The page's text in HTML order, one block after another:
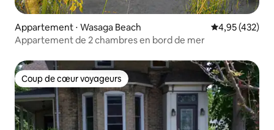
Appartement ⋅ Wasaga Beach Évaluation
4,95 (432)
Appartement de 2 chambres en bord de mer
Coup de cœur voyageurs
Coup de cœur voyageurs